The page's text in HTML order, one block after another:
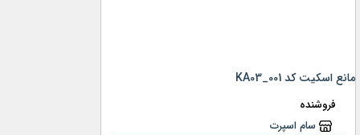
مانع اسکیت کد KA03_001
فروشنده
سام اسپرت